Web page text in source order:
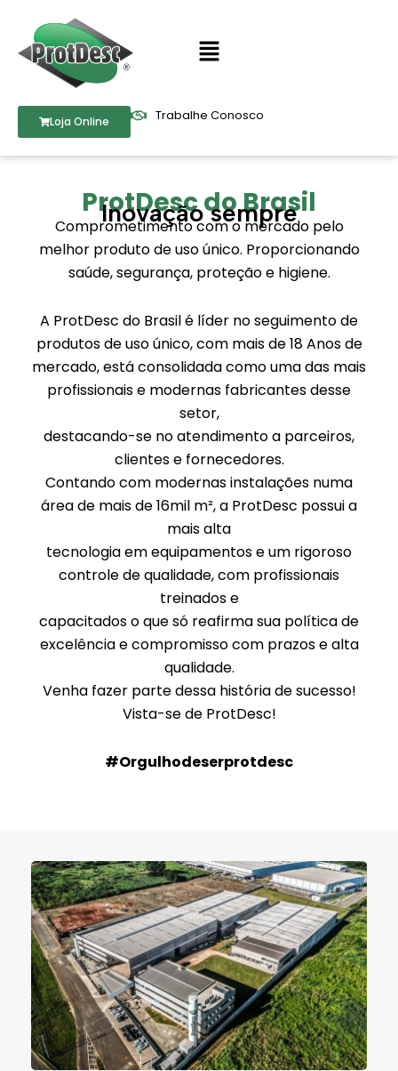
conteúdo
Menu
Loja Online Trabalhe Conosco
ProtDesc do Brasil
Inovação sempre
Comprometimento com o mercado pelo
melhor produto de uso único. Proporcionando
saúde, segurança, proteção e higiene.
A ProtDesc do Brasil é líder no seguimento de
produtos de uso único, com mais de 18 Anos de
mercado, está consolidada como uma das mais
profissionais e modernas fabricantes desse
setor,
destacando-se no atendimento a parceiros,
clientes e fornecedores.
Contando com modernas instalações numa
área de mais de 16mil m², a ProtDesc possui a
mais alta
tecnologia em equipamentos e um rigoroso
controle de qualidade, com profissionais
treinados e
capacitados o que só reafirma sua política de
excelência e compromisso com prazos e alta
qualidade.
Venha fazer parte dessa história de sucesso!
Vista-se de ProtDesc!
#Orgulhodeserprotdesc